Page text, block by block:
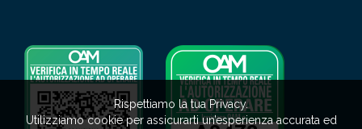
Rispettiamo la tua Privacy.
Utilizziamo cookie per assicurarti un’esperienza accurata ed